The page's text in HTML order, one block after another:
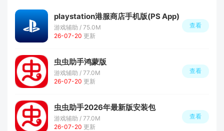
playstation港服商店手机版(PS App)
游戏辅助 / 75.0M
26-07-20 更新
查看
虫虫助手鸿蒙版
游戏辅助 / 77.0M
26-07-20 更新
查看
虫虫助手2026年最新版安装包
游戏辅助 / 77.0M
26-07-20 更新
查看